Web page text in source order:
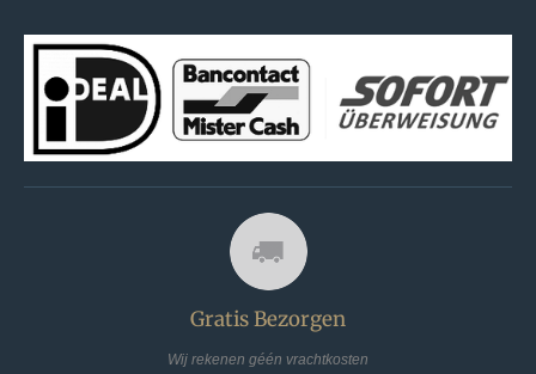
Gratis Bezorgen
Wij rekenen géén vrachtkosten